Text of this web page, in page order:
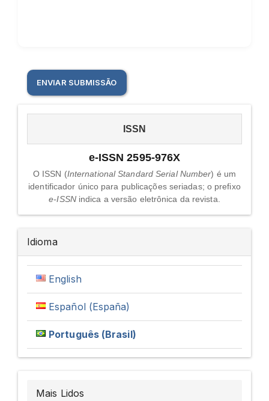
Enviar
Submissão
ENVIAR SUBMISSÃO
issn ISSN
e-ISSN 2595-976X
O ISSN (International Standard Serial Number) é um
identificador único para publicações seriadas; o prefixo
e-ISSNindica a versão eletrônica da revista.
Idioma
English
Español (España)
Português (Brasil)
Mais Lidos